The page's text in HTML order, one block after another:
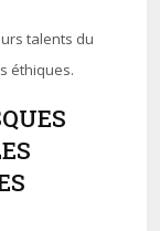
talents du
éthiques.